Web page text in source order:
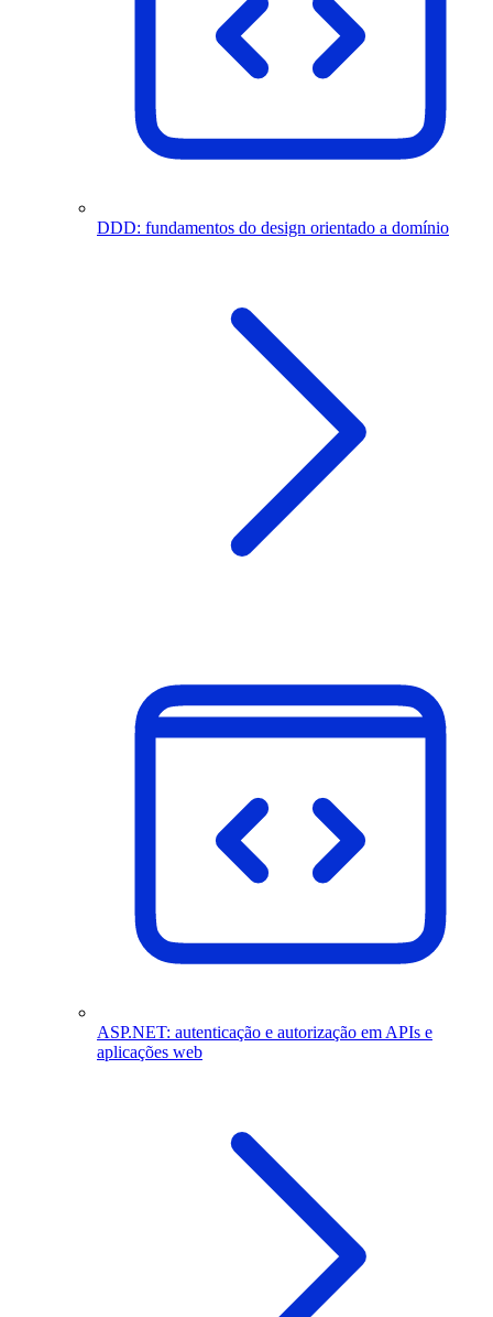
DDD: fundamentos do design orientado a domínio
ASP.NET: autenticação e autorização em APIs e
aplicações web